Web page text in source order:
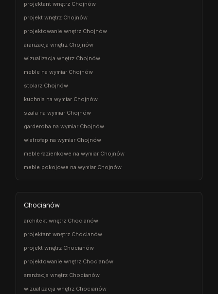
projektant wnętrz Chojnów
projekt wnętrz Chojnów
projektowanie wnętrz Chojnów
aranżacja wnętrz Chojnów
wizualizacja wnętrz Chojnów
meble na wymiar Chojnów
stolarz Chojnów
kuchnia na wymiar Chojnów
szafa na wymiar Chojnów
garderoba na wymiar Chojnów
wiatrołap na wymiar Chojnów
meble łazienkowe na wymiar Chojnów
meble pokojowe na wymiar Chojnów
Chocianów
architekt wnętrz Chocianów
projektant wnętrz Chocianów
projekt wnętrz Chocianów
projektowanie wnętrz Chocianów
aranżacja wnętrz Chocianów
wizualizacja wnętrz Chocianów